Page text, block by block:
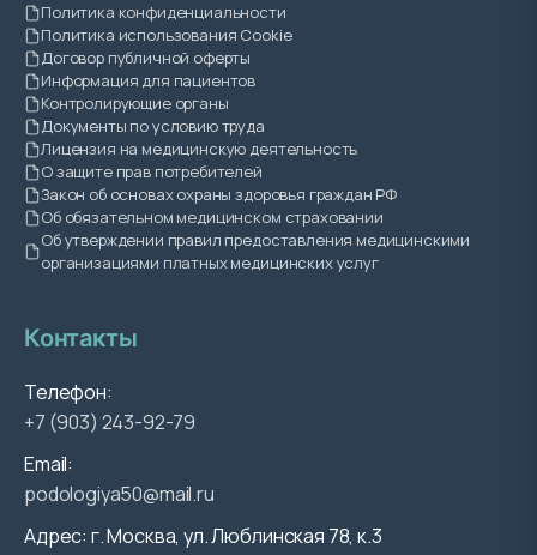
Политика конфиденциальности
Политика использования Cookie
Договор публичной оферты
Информация для пациентов
Контролирующие органы
Документы по условию труда
Лицензия на медицинскую деятельность
О защите прав потребителей
Закон об основах охраны здоровья граждан РФ
Об обязательном медицинском страховании
Об утверждении правил предоставления медицинскими
организациями платных медицинских услуг
Контакты
Телефон:
+7 (903) 243-92-79
Email:
podologiya50@mail.ru
Адрес: г. Москва, ул. Люблинская 78, к.3